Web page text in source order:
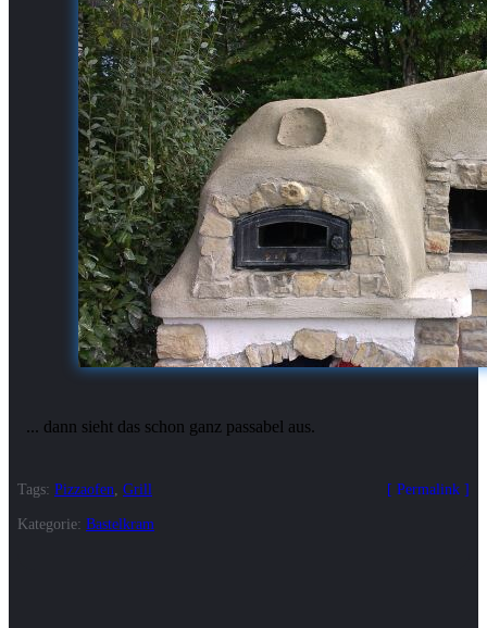
... dann sieht das schon ganz passabel aus.
Permalink
Tags: Pizzaofen Grill
Kategorie: Bastelkram